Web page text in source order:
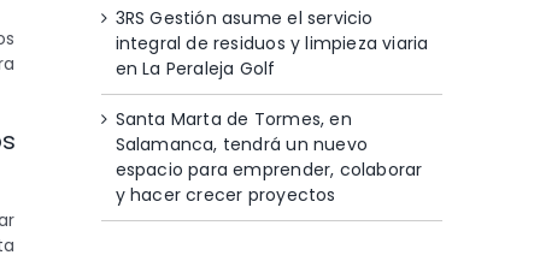
3RS Gestión asume el servicio
integral de residuos y limpieza viaria
en La Peraleja Golf
Santa Marta de Tormes, en
Salamanca, tendrá un nuevo
espacio para emprender, colaborar
y hacer crecer proyectos